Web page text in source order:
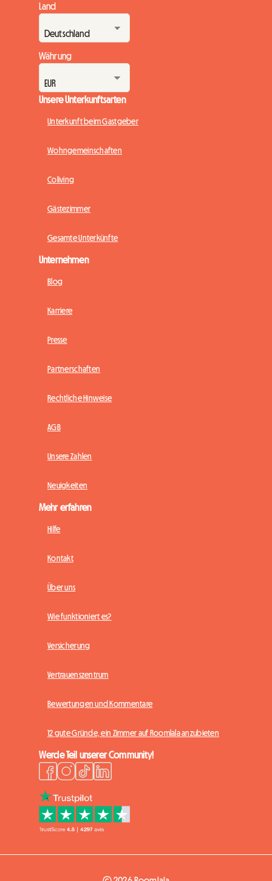
Land
Währung
Unsere Unterkunftsarten
Unterkunft beim Gastgeber
Wohngemeinschaften
Coliving
Gästezimmer
Gesamte Unterkünfte
Unternehmen
Blog
Karriere
Presse
Partnerschaften
Rechtliche Hinweise
AGB
Unsere Zahlen
Neuigkeiten
Mehr erfahren
Hilfe
Kontakt
Über uns
Wie funktioniert es?
Versicherung
Vertrauenszentrum
Bewertungen und Kommentare
12 gute Gründe, ein Zimmer auf Roomlala anzubieten
Werde Teil unserer Community!